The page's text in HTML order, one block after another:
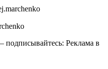
подписывайтесь: Реклама в